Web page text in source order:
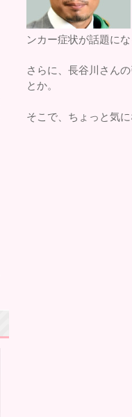
ンカー症状が話題に
さらに、長谷川さん
とか。
そこで、ちょっと気